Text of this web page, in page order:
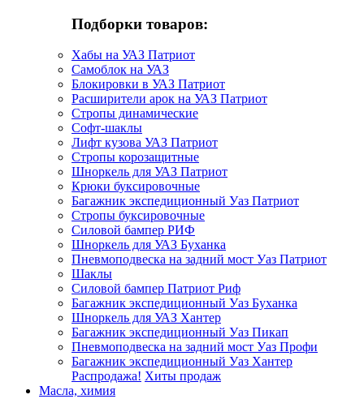
Подборки товаров:
Хабы на УАЗ Патриот
Самоблок на УАЗ
Блокировки в УАЗ Патриот
Расширители арок на УАЗ Патриот
Стропы динамические
Софт-шаклы
Лифт кузова УАЗ Патриот
Стропы корозащитные
Шноркель для УАЗ Патриот
Крюки буксировочные
Багажник экспедиционный Уаз Патриот
Стропы буксировочные
Силовой бампер РИФ
Шноркель для УАЗ Буханка
Пневмоподвеска на задний мост Уаз Патриот
Шаклы
Силовой бампер Патриот Риф
Багажник экспедиционный Уаз Буханка
Шноркель для УАЗ Хантер
Багажник экспедиционный Уаз Пикап
Пневмоподвеска на задний мост Уаз Профи
Багажник экспедиционный Уаз Хантер
Распродажа! Хиты продаж
Масла, химия